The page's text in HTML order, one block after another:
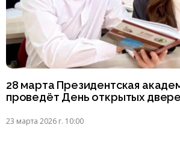
28 марта Президентская
проведёт День открытых
23 марта 2026 г. 10:00